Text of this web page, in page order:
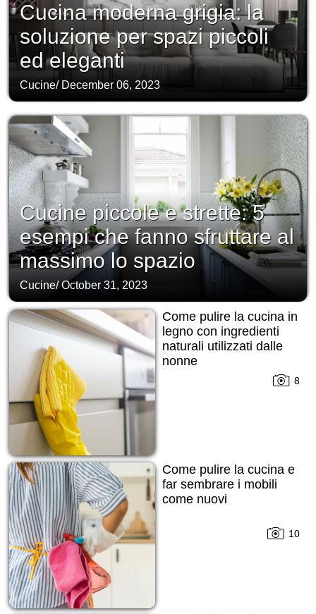
Cucina moderna grigia: la
soluzione per spazi piccoli
ed eleganti
Cucine/ December 06, 2023
Cucine piccole e strette: 5
esempi che fanno sfruttare al
massimo lo spazio
Cucine/October 31, 2023
Come pulire la cucina in
legno con ingredienti
naturali utilizzati dalle
nonne
8
Come pulire la cucina e
far sembrare i mobili
come nuovi
10